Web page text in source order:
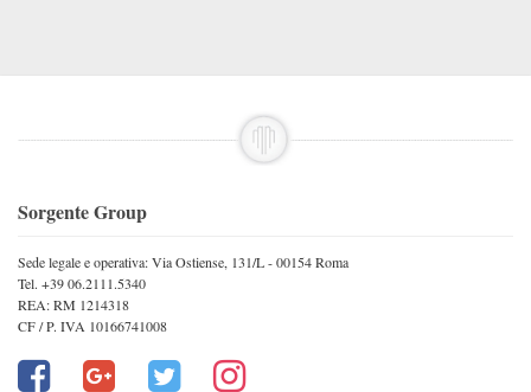
Sorgente Group
Sede legale e operativa: Via Ostiense, 131/L - 00154 Roma
Tel. +39 06.2111.5340
REA: RM 1214318
CF / P. IVA 10166741008